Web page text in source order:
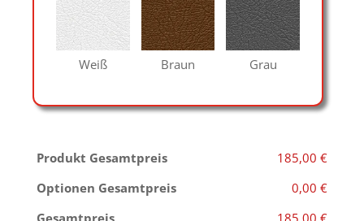
Weiß Braun Grau
Produkt Gesamtpreis
185,00 €
Optionen Gesamtpreis
0,00 €
Gesamtpreis
185,00 €